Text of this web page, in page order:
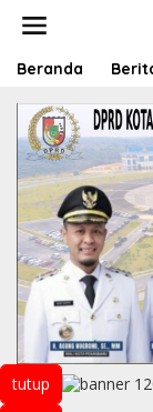
Beranda
tutup